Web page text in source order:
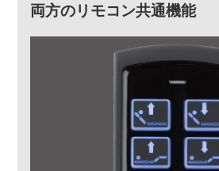
両方のリモコン共通機能